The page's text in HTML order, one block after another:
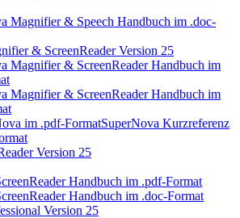
Magnifier & Speech Handbuch im .doc-
& ScreenReader Version 25
Magnifier & ScreenReader Handbuch im
Magnifier & ScreenReader Handbuch im
im .pdf-FormatSuperNova Kurzreferenz
Version 25
Handbuch im .pdf-Format
Handbuch im .doc-Format
Version 25